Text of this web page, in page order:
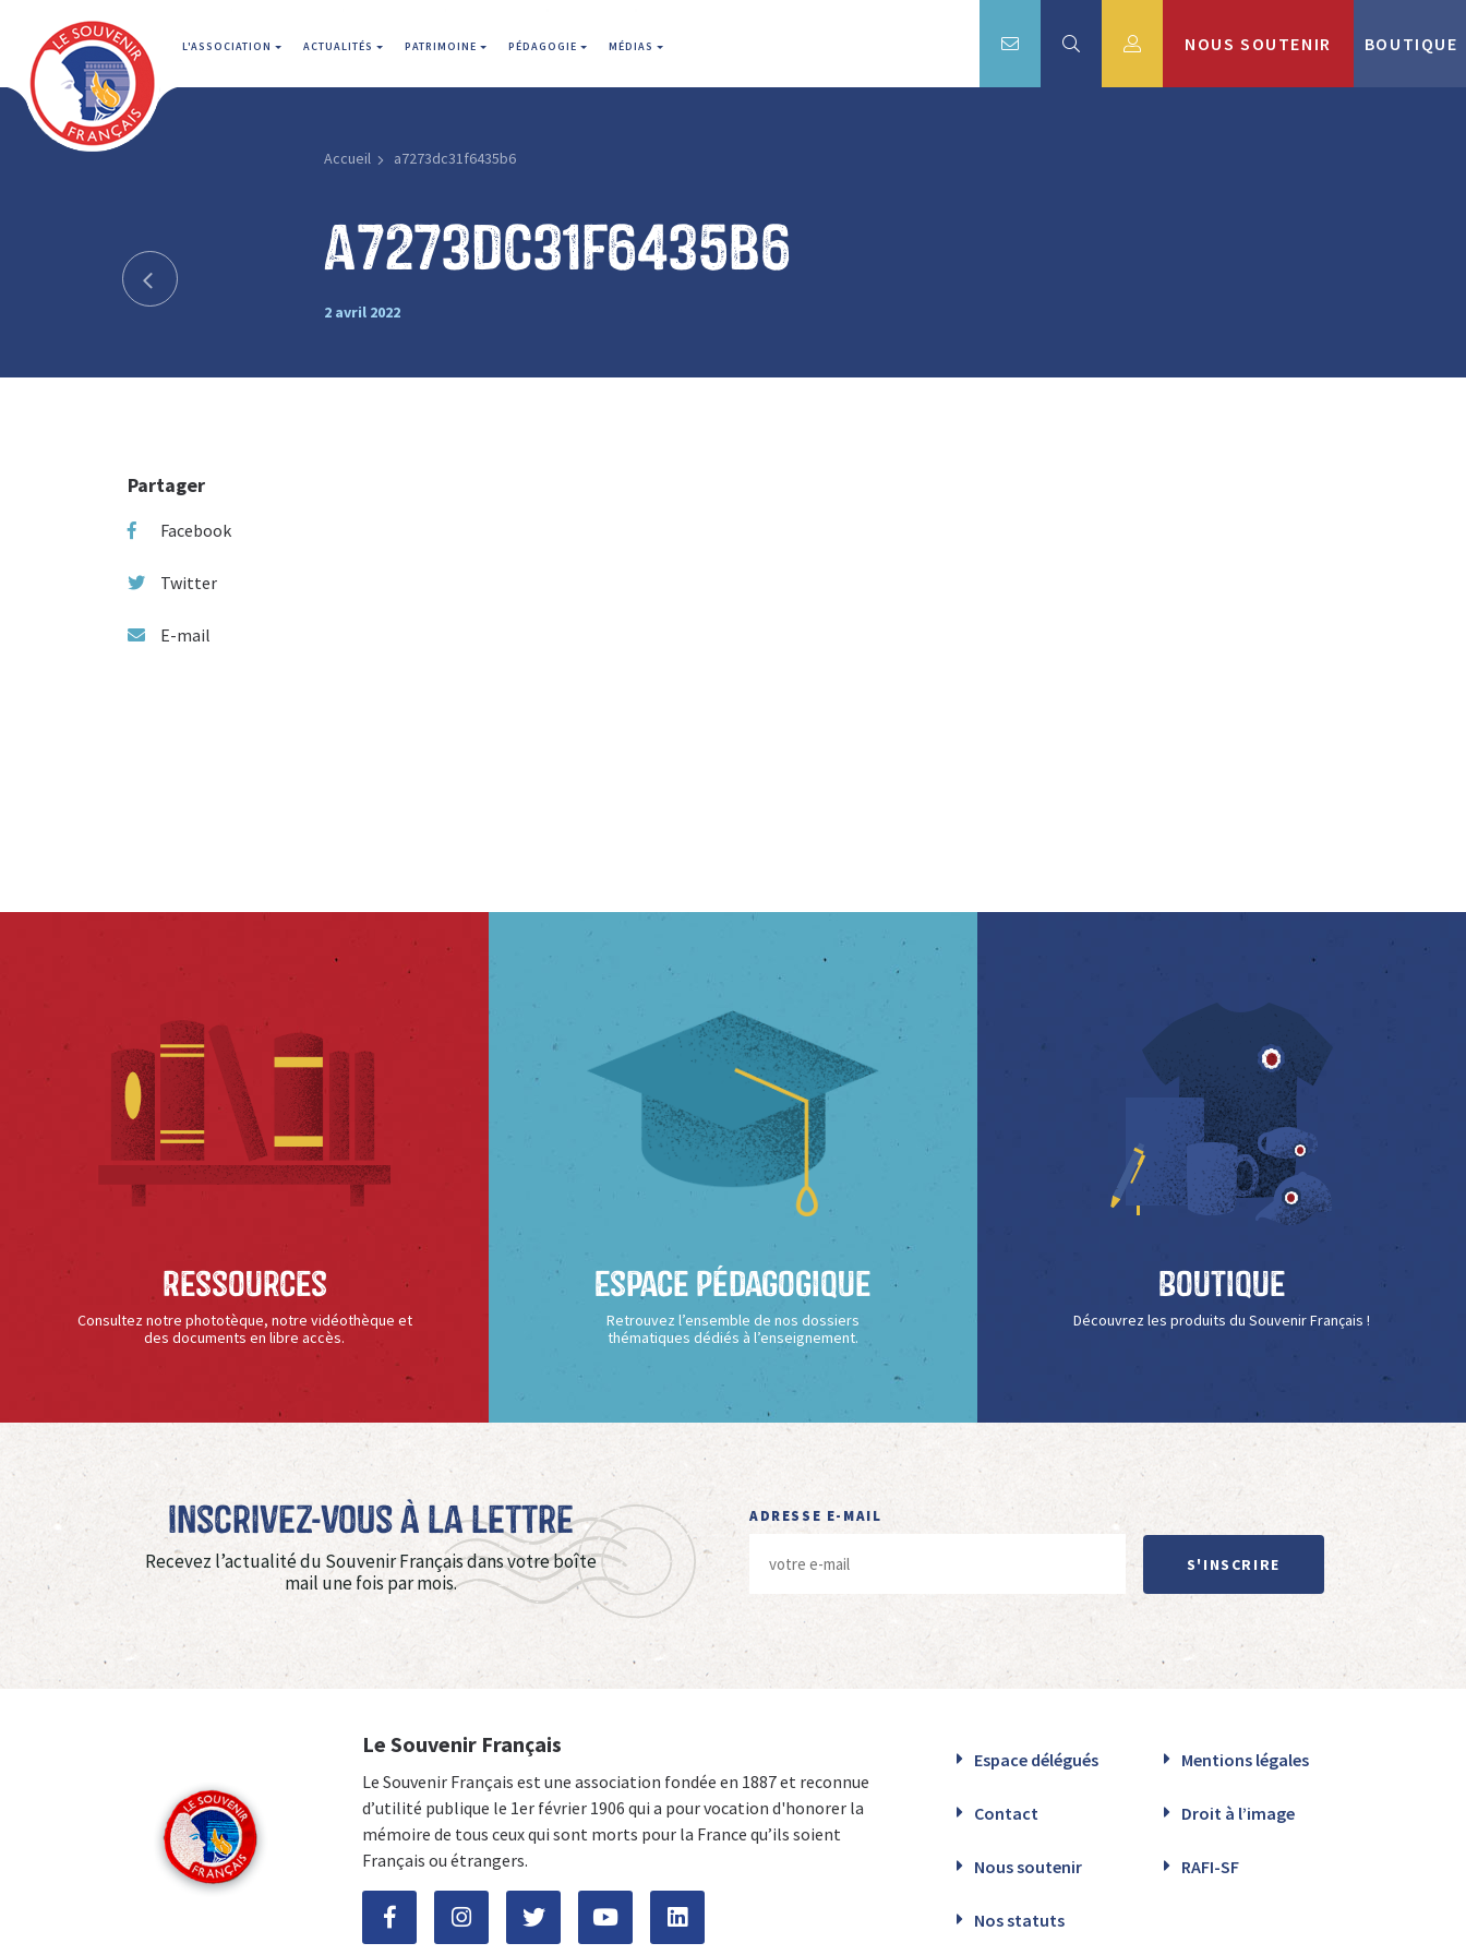
L'ASSOCIATION ACTUALITÉS PATRIMOINE PÉDAGOGIE MÉDIAS NOUS SOUTENIR BOUTIQUE
Accueil a7273dc31f6435b6
a7273dc31f6435b6
2 avril 2022
Partager
Facebook
Twitter
E-mail
Ressources
Consultez notre phototèque, notre vidéothèque et
des documents en libre accès.
Espace Pédagogique
Retrouvez l’ensemble de nos dossiers
thématiques dédiés à l’enseignement.
Boutique
Découvrez les produits du Souvenir Français !
Inscrivez-vous à La Lettre
Recevez l’actualité du Souvenir Français dans votre boîte
mail une fois par mois.
ADRESSE E-MAIL
S'INSCRIRE
Le Souvenir Français
Le Souvenir Français est une association fondée en 1887 et reconnue
d’utilité publique le 1er février 1906 qui a pour vocation d'honorer la
mémoire de tous ceux qui sont morts pour la France qu’ils soient
Français ou étrangers.
Espace délégués Mentions légales
Contact Droit à l’image
Nous soutenir RAFI-SF
Nos statuts